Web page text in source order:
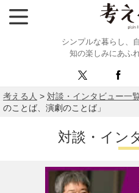
シンプルな暮らし、
知の楽しみにあふ
考える人 > 対談・インタビュー一
のことば、演劇のことば」
対談・イン